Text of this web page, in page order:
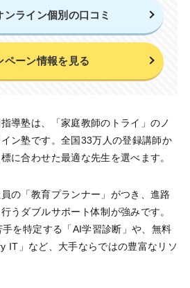
ンライン個別の口コミ
ペーン情報を見る
導塾は、「家庭教師のトライ」のノ
ン塾です。全国33万人の登録講師か
に合わせた最適な先生を選べます。
の「教育プランナー」がつき、進路
うダブルサポート体制が強みです。
を特定する「AI学習診断」や、無料
IT」など、大手ならではの豊富なリソ